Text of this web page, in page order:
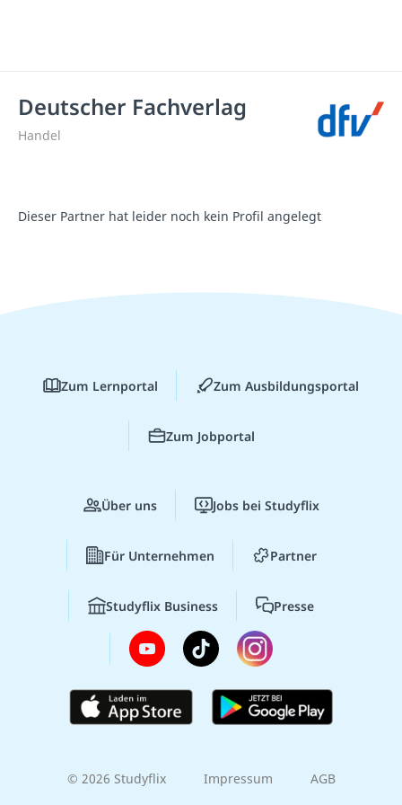
Deutscher Fachverlag
Handel
Dieser Partner hat leider noch kein Profil angelegt
Zum Lernportal Zum Ausbildungsportal
Zum Jobportal
Über uns Jobs bei Studyflix
Für Unternehmen Partner
Studyflix Business Presse
© 2026 Studyflix Impressum AGB